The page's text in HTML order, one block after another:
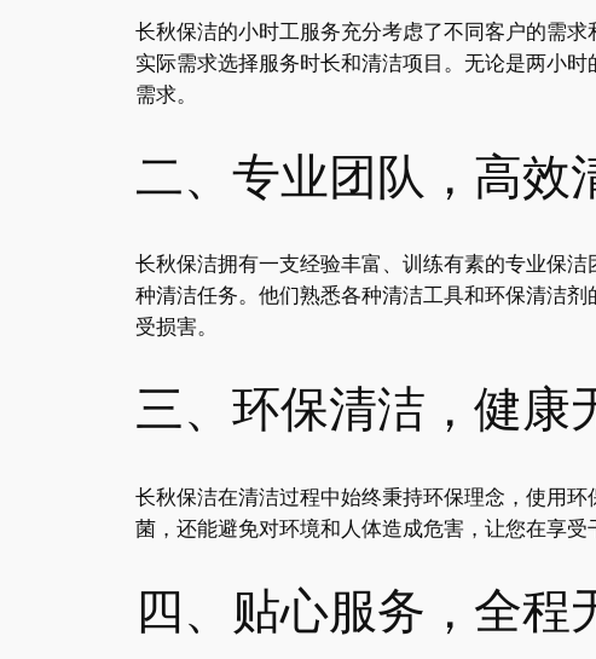
长秋保洁的小时工服务充分考虑了不同客户的需
实际需求选择服务时长和清洁项目。无论是两小
需求。
二、专业团队，高效
长秋保洁拥有一支经验丰富、训练有素的专业保
种清洁任务。他们熟悉各种清洁工具和环保清洁
受损害。
三、环保清洁，健康
长秋保洁在清洁过程中始终秉持环保理念，使用
菌，还能避免对环境和人体造成危害，让您在享
四、贴心服务，全程